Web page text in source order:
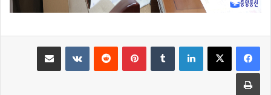
لينكدإن بينتيريست مشاركة عبر البريد
طباعة